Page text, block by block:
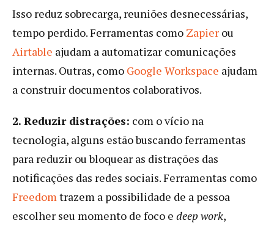
Isso reduz sobrecarga, reuniões desnecessárias,
tempo perdido. Ferramentas como Zapier ou
Airtable ajudam a automatizar comunicações
internas. Outras, como Google Workspace ajudam
a construir documentos colaborativos.
2. Reduzir distrações: com o vício na
tecnologia, alguns estão buscando ferramentas
para reduzir ou bloquear as distrações das
notificações das redes sociais. Ferramentas como
Freedomtrazem a possibilidade de a pessoa
escolher seu momento de foco e deep work,